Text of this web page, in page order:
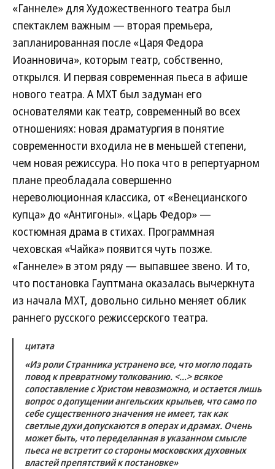
«Ганнеле» для Художественного театра был
спектаклем важным — вторая премьера,
запланированная после «Царя Федора
Иоанновича», которым театр, собственно,
открылся. И первая современная пьеса в афише
нового театра. А МХТ был задуман его
основателями как театр, современный во всех
отношениях: новая драматургия в понятие
современности входила не в меньшей степени,
чем новая режиссура. Но пока что в репертуарном
плане преобладала совершенно
нереволюционная классика, от «Венецианского
купца» до «Антигоны». «Царь Федор» —
костюмная драма в стихах. Программная
чеховская «Чайка» появится чуть позже.
«Ганнеле» в этом ряду — выпавшее звено. И то,
что постановка Гауптмана оказалась вычеркнута
из начала МХТ, довольно сильно меняет облик
раннего русского режиссерского театра.
цитата
«Из роли Странника устранено все, что могло подать
повод к превратному толкованию. <…> всякое
сопоставление с Христом невозможно, и остается лишь
вопрос о допущении ангельских крыльев, что само по
себе существенного значения не имеет, так как
светлые духи допускаются в операх и драмах. Очень
может быть, что переделанная в указанном смысле
пьеса не встретит со стороны московских духовных
властей препятствий к постановке»